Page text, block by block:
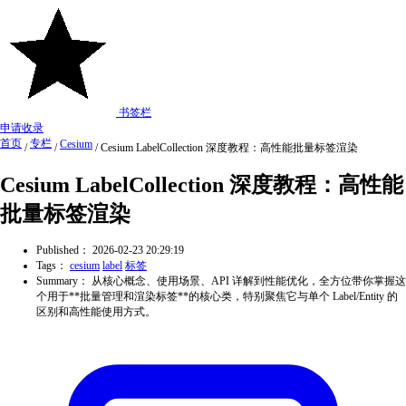
书签栏
申请收录
首页 / 专栏 / Cesium / Cesium LabelCollection 深度教程：高性能批量标签渲染
Cesium LabelCollection 深度教程：高性能
批量标签渲染
Published： 2026-02-23 20:29:19
Tags： cesium label 标签
Summary：
从核心概念、使用场景、API 详解到性能优化，全方位带你掌握这
个用于**批量管理和渲染标签**的核心类，特别聚焦它与单个 Label/Entity 的
区别和高性能使用方式。